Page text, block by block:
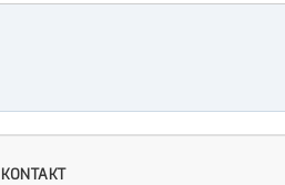
KONTAKT